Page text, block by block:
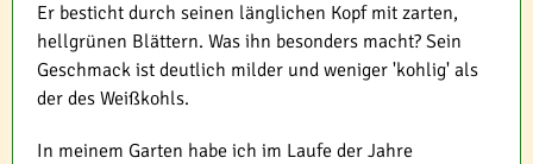
Er besticht durch seinen länglichen Kopf mit zarten,
hellgrünen Blättern. Was ihn besonders macht? Sein
Geschmack ist deutlich milder und weniger 'kohlig' als
der des Weißkohls.
In meinem Garten habe ich im Laufe der Jahre